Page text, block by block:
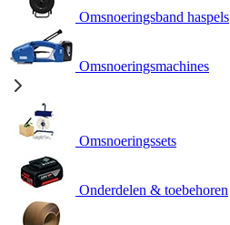
Omsnoeringsband haspels
Omsnoeringsmachines
Omsnoeringssets
Onderdelen & toebehoren